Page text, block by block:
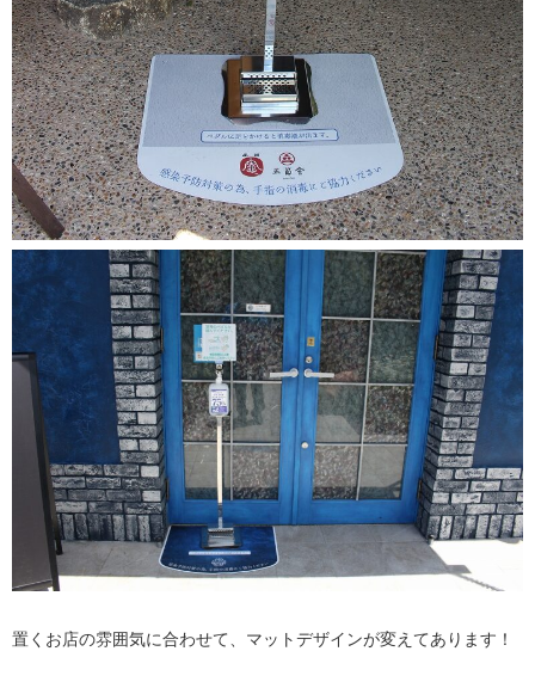
置くお店の雰囲気に合わせて、マットデザインが変えてあります！